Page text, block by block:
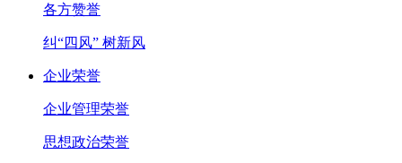
各方赞誉
纠“四风” 树新风
企业荣誉
企业管理荣誉
思想政治荣誉